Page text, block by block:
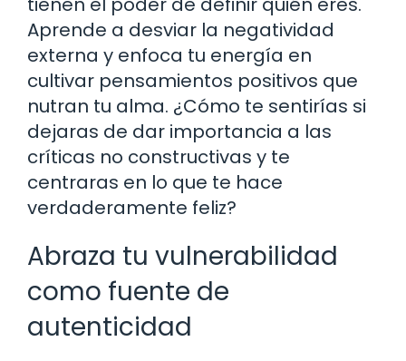
Aprende a desviar la negatividad
externa y enfoca tu energía en
cultivar pensamientos positivos que
nutran tu alma. ¿Cómo te sentirías si
dejaras de dar importancia a las
críticas no constructivas y te
centraras en lo que te hace
verdaderamente feliz?
Abraza tu vulnerabilidad
como fuente de
autenticidad